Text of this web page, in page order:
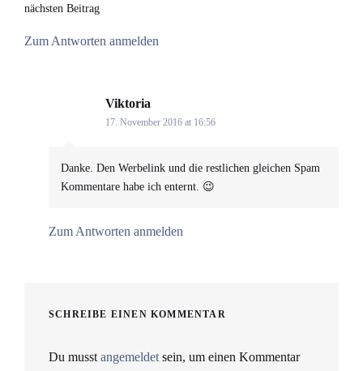
nächsten Beitrag
Zum Antworten anmelden
Viktoria
17. November 2016 at 16:56
Danke. Den Werbelink und die restlichen gleichen Spam
Kommentare habe ich enternt. 😉
Zum Antworten anmelden
SCHREIBE EINEN KOMMENTAR
Du musst angemeldet sein, um einen Kommentar